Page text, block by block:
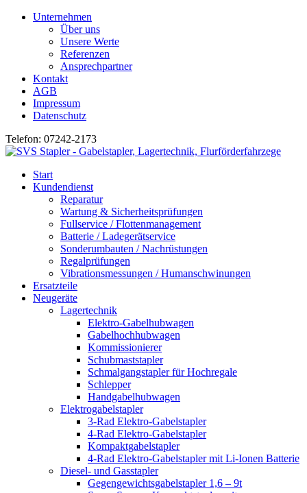
Unternehmen
Über uns
Unsere Werte
Referenzen
Ansprechpartner
Kontakt
AGB
Impressum
Datenschutz
Telefon: 07242-2173
Start
Kundendienst
Reparatur
Wartung & Sicherheitsprüfungen
Fullservice / Flottenmanagement
Batterie / Ladegerätservice
Sonderumbauten / Nachrüstungen
Regalprüfungen
Vibrationsmessungen / Humanschwinungen
Ersatzteile
Neugeräte
Lagertechnik
Elektro-Gabelhubwagen
Gabelhochhubwagen
Kommissionierer
Schubmaststapler
Schmalgangstapler für Hochregale
Schlepper
Handgabelhubwagen
Elektrogabelstapler
3-Rad Elektro-Gabelstapler
4-Rad Elektro-Gabelstapler
Kompaktgabelstapler
4-Rad Elektro-Gabelstapler mit Li-Ionen Batterie
Diesel- und Gasstapler
Gegengewichtsgabelstapler 1,6 – 9t